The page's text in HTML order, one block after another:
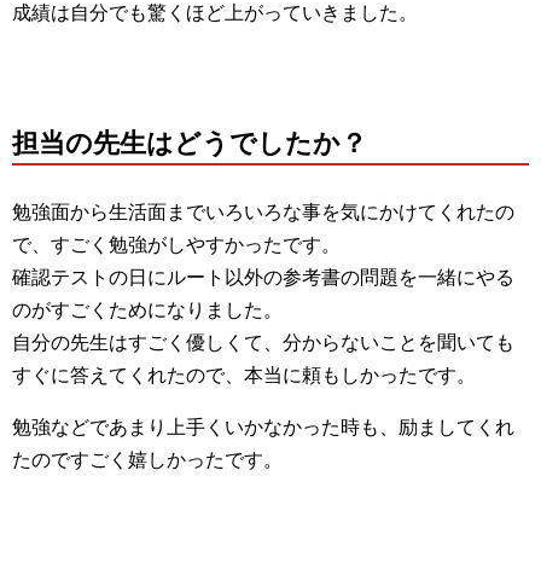
成績は自分でも驚くほど上がっていきました。
担当の先生はどうでしたか？
勉強面から生活面までいろいろな事を気にかけてくれたの
で、すごく勉強がしやすかったです。
確認テストの日にルート以外の参考書の問題を一緒にやる
のがすごくためになりました。
自分の先生はすごく優しくて、分からないことを聞いても
すぐに答えてくれたので、本当に頼もしかったです。
勉強などであまり上手くいかなかった時も、励ましてくれ
たのですごく嬉しかったです。